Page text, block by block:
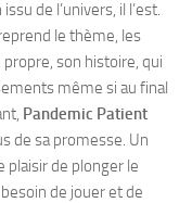
de l’univers, il l’est.
le thème, les
son histoire, qui
même si au final
Pandemic Patient
de sa promesse. Un
plaisir de plonger le
de jouer et de